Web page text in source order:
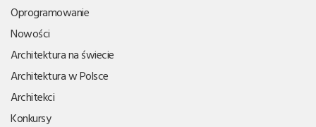
Oprogramowanie
Nowości
Architektura na świecie
Architektura w Polsce
Architekci
Konkursy